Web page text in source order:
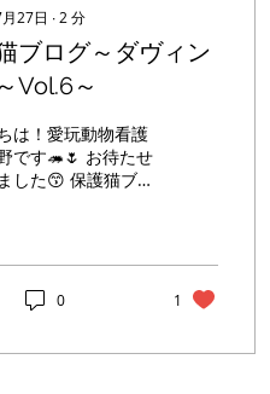
27日 ∙ 2 分
ブログ～ダヴィン
Vol.6～
は！愛玩動物看護
🦔🌷 お待たせ
😙 保護猫ブ
0 1